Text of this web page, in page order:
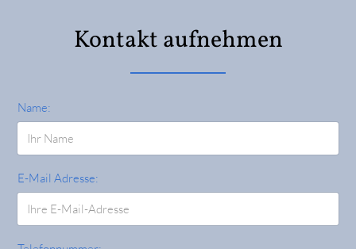
Kontakt aufnehmen
Name:
E-Mail Adresse: